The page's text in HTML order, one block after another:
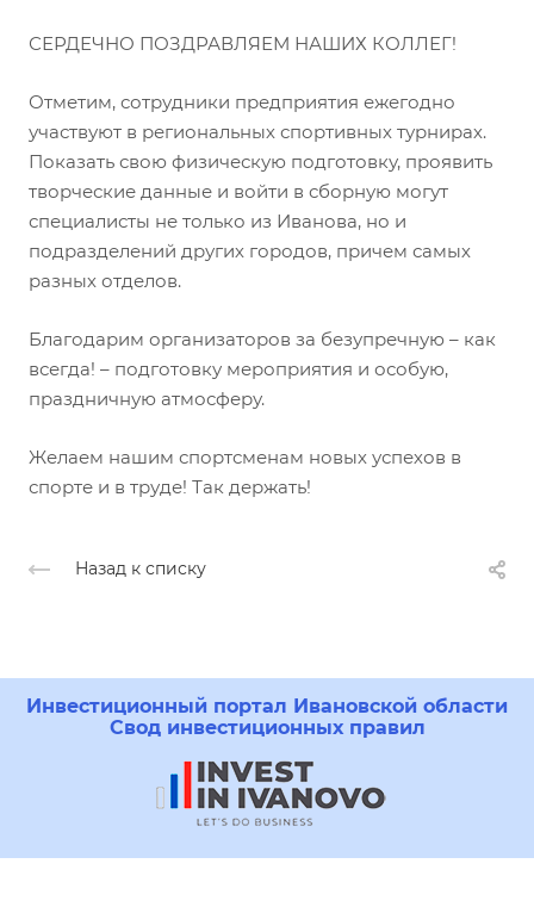
СЕРДЕЧНО ПОЗДРАВЛЯЕМ НАШИХ КОЛЛЕГ!
Отметим, сотрудники предприятия ежегодно
участвуют в региональных спортивных турнирах.
Показать свою физическую подготовку, проявить
творческие данные и войти в сборную могут
специалисты не только из Иванова, но и
подразделений других городов, причем самых
разных отделов.
Благодарим организаторов за безупречную – как
всегда! – подготовку мероприятия и особую,
праздничную атмосферу.
Желаем нашим спортсменам новых успехов в
спорте и в труде! Так держать!
Назад к списку
Инвестиционный портал Ивановской области
Свод инвестиционных правил